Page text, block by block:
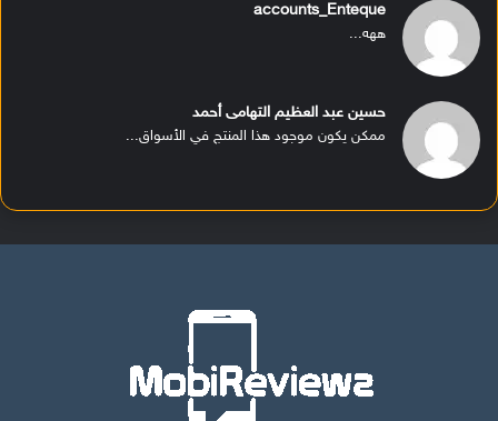
accounts_Enteque
ههه...
حسين عبد العظيم التهامى أحمد
ممكن يكون موجود هذا المنتج في الأسواق...